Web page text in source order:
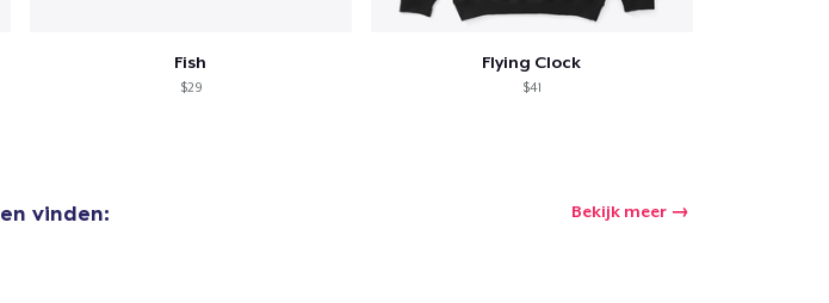
Fish
$29
Flying Clock
$41
vinden: Bekijk meer